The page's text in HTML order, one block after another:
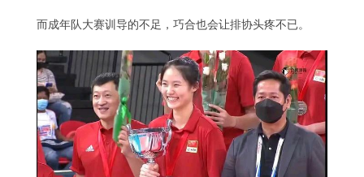
而成年队大赛训导的不足，巧合也会让排协头疼不已。